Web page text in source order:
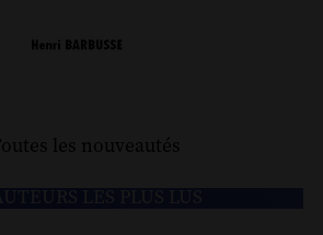
les nouveautés